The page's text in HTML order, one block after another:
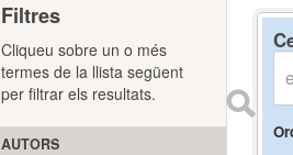
Filtres
Cliqueu sobre un o més
termes de la llista següent
per filtrar els resultats.
AUTORS